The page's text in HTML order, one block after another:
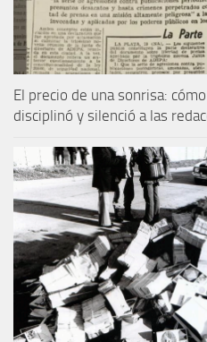
El precio de una sonrisa:
disciplinó y silenció a las